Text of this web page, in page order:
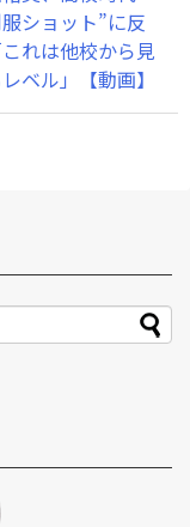
ショット”に反
れは他校から見
ベル」【動画】